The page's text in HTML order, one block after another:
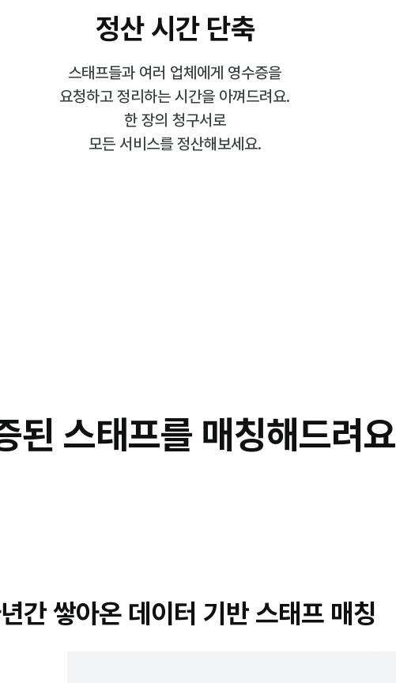
정산 시간 단축
스태프들과 여러 업체에게 영수증을
요청하고 정리하는 시간을 아껴드려요.
한 장의 청구서로
모든 서비스를 정산해보세요.
된 스태프를 매칭해드려요
간 쌓아온 데이터 기반 스태프 매칭